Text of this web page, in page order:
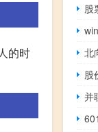
的时
股
北
股
并